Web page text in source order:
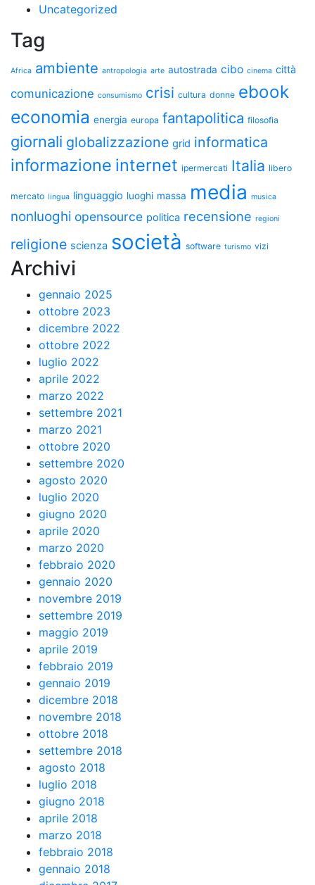
Uncategorized
Tag
Africa ambiente antropologia arte autostrada cibo cinema città
comunicazione consumismo crisi cultura donne ebook
economia energia europa fantapolitica filosofia
giornali globalizzazione grid informatica
informazione internet ipermercati Italia libero
mercato lingua linguaggio luoghi massa media musica
nonluoghi opensource politica recensione regioni
religione scienza società software turismo vizi
Archivi
gennaio 2025
ottobre 2023
dicembre 2022
ottobre 2022
luglio 2022
aprile 2022
marzo 2022
settembre 2021
marzo 2021
ottobre 2020
settembre 2020
agosto 2020
luglio 2020
giugno 2020
aprile 2020
marzo 2020
febbraio 2020
gennaio 2020
novembre 2019
settembre 2019
maggio 2019
aprile 2019
febbraio 2019
gennaio 2019
dicembre 2018
novembre 2018
ottobre 2018
settembre 2018
agosto 2018
luglio 2018
giugno 2018
aprile 2018
marzo 2018
febbraio 2018
gennaio 2018